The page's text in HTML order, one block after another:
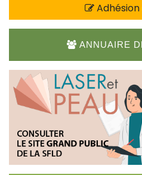
Adhésion
ANNUAIRE